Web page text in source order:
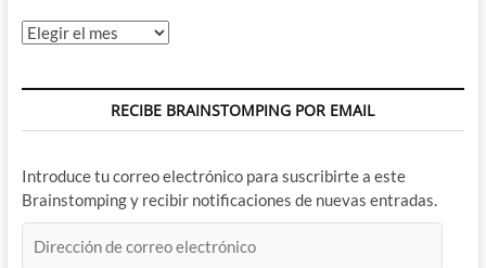
Archivos
RECIBE BRAINSTOMPING POR EMAIL
Introduce tu correo electrónico para suscribirte a este
Brainstomping y recibir notificaciones de nuevas entradas.
de